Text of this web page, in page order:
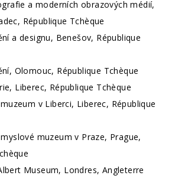
a moderních obrazových médií,
République Tchèque
a designu, Benešov, République
Olomouc, République Tchèque
Liberec, République Tchèque
v Liberci, Liberec, République
muzeum v Praze, Prague,
Museum, Londres, Angleterre